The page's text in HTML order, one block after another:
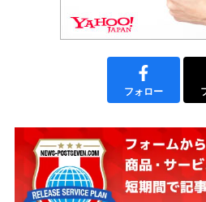
フォロー